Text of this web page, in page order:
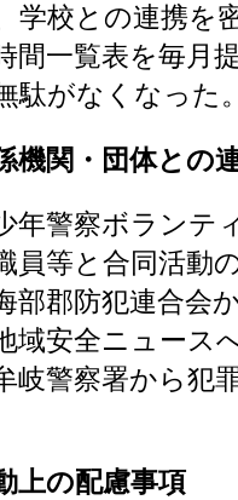
学校との連携を
間一覧表を毎月
駄がなくなった
機関・団体との
年警察ボランテ
員等と合同活動
部郡防犯連合会
域安全ニュース
岐警察署から犯
上の配慮事項